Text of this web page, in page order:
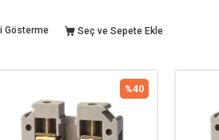
Gösterme Seç ve Sepete Ekle
%40